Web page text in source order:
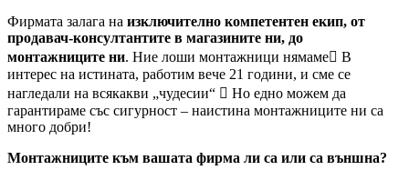
Фирмата залага на изключително компетентен екип, от
продавач-консултантите в магазините ни, до
монтажниците ни. Ние лоши монтажници нямаме В
интерес на истината, работим вече 21 години, и сме се
нагледали на всякакви „чудесии“  Но едно можем да
гарантираме със сигурност – наистина монтажниците ни са
много добри!
Монтажниците към вашата фирма ли са или са външна?